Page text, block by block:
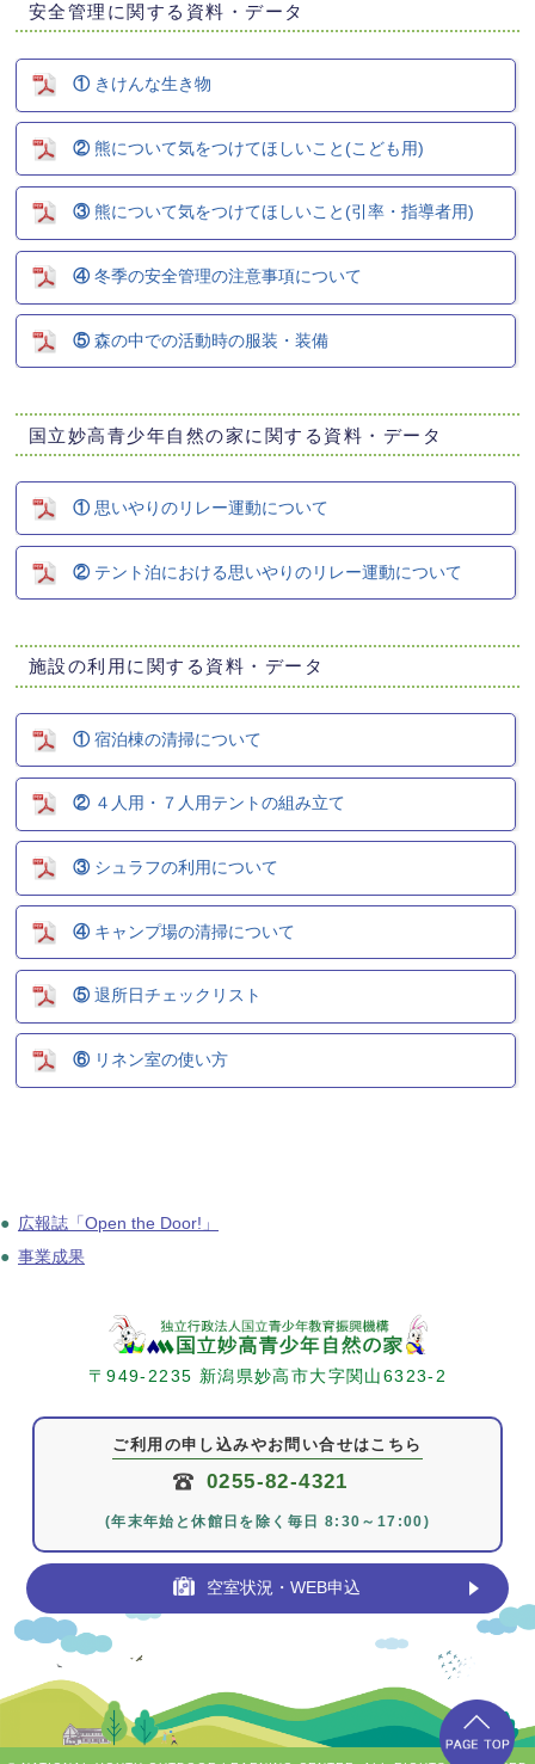
安全管理に関する資料・データ
①きけんな生き物
②熊について気をつけてほしいこと(こども用)
③熊について気をつけてほしいこと(引率・指導者用)
④冬季の安全管理の注意事項について
⑤森の中での活動時の服装・装備
国立妙高青少年自然の家に関する資料・データ
①思いやりのリレー運動について
②テント泊における思いやりのリレー運動について
施設の利用に関する資料・データ
①宿泊棟の清掃について
②４人用・７人用テントの組み立て
③シュラフの利用について
④キャンプ場の清掃について
⑤退所日チェックリスト
⑥リネン室の使い方
● 広報誌「Open the Door!」
● 事業成果
〒949-2235 新潟県妙高市大字関山6323-2
ご利用の申し込みやお問い合せはこちら
0255-82-4321
(年末年始と休館日を除く毎日 8:30～17:00)
空室状況・WEB申込